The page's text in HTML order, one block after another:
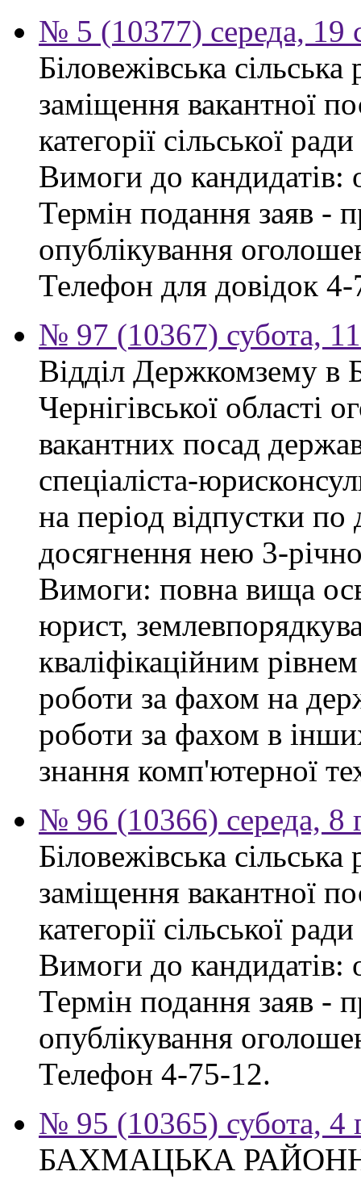
№ 5 (10377) середа, 19
Біловежівська
заміщення вакантної
категорії сільської
Вимоги до кандидатів:
Термін подання заяв -
опублікування
Телефон для довідок
№ 97 (10367) субота,
Відділ Держкомзему в
Чернігівської області
вакантних посад
спеціаліста-
на період відпустки
досягнення нею 3-
Вимоги: повна вища
юрист,
кваліфікаційним
роботи за фахом на
роботи за фахом в
знання комп'ютерної
№ 96 (10366) середа, 8
Біловежівська
заміщення вакантної
категорії сільської
Вимоги до кандидатів:
Термін подання заяв -
опублікування
Телефон 4-75-12.
№ 95 (10365) субота, 4
БАХМАЦЬКА